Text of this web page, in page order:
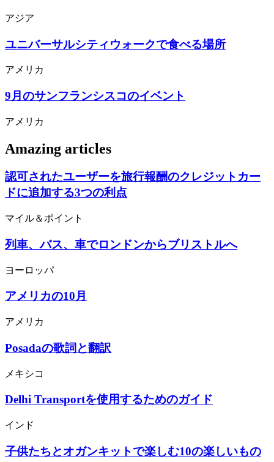
アジア
ユニバーサルシティウォークで食べる場所
アメリカ
9月のサンフランシスコのイベント
アメリカ
Amazing articles
認可されたユーザーを旅行報酬のクレジットカー
ドに追加する3つの利点
マイル＆ポイント
列車、バス、車でロンドンからブリストルへ
ヨーロッパ
アメリカの10月
アメリカ
Posadaの歌詞と翻訳
メキシコ
Delhi Transportを使用するためのガイド
インド
子供たちとオガンキットで楽しむ10の楽しいもの